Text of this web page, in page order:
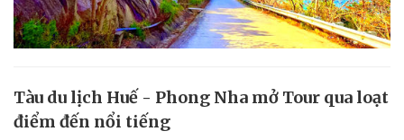
Tàu du lịch Huế - Phong Nha mở Tour qua loạt
điểm đến nổi tiếng